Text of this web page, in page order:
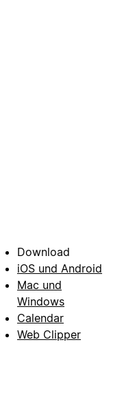
Download
iOS und Android
Mac und
Windows
Calendar
Web Clipper